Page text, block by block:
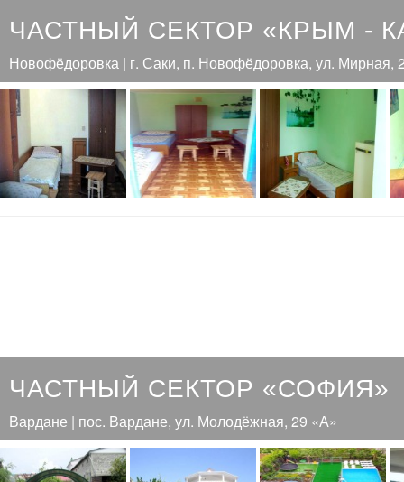
ЧАСТНЫЙ СЕКТОР «КРЫМ -
Новофёдоровка | г. Саки, п. Новофёдоровка, ул. Мирная,
ЧАСТНЫЙ СЕКТОР «СОФИЯ»
Вардане | пос. Вардане, ул. Молодёжная, 29 «А»